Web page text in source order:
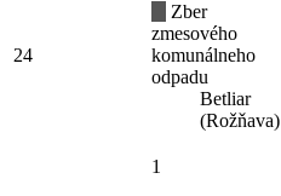
24
Zber
zmesového
komunálneho
odpadu
Betliar
(Rožňava)
1